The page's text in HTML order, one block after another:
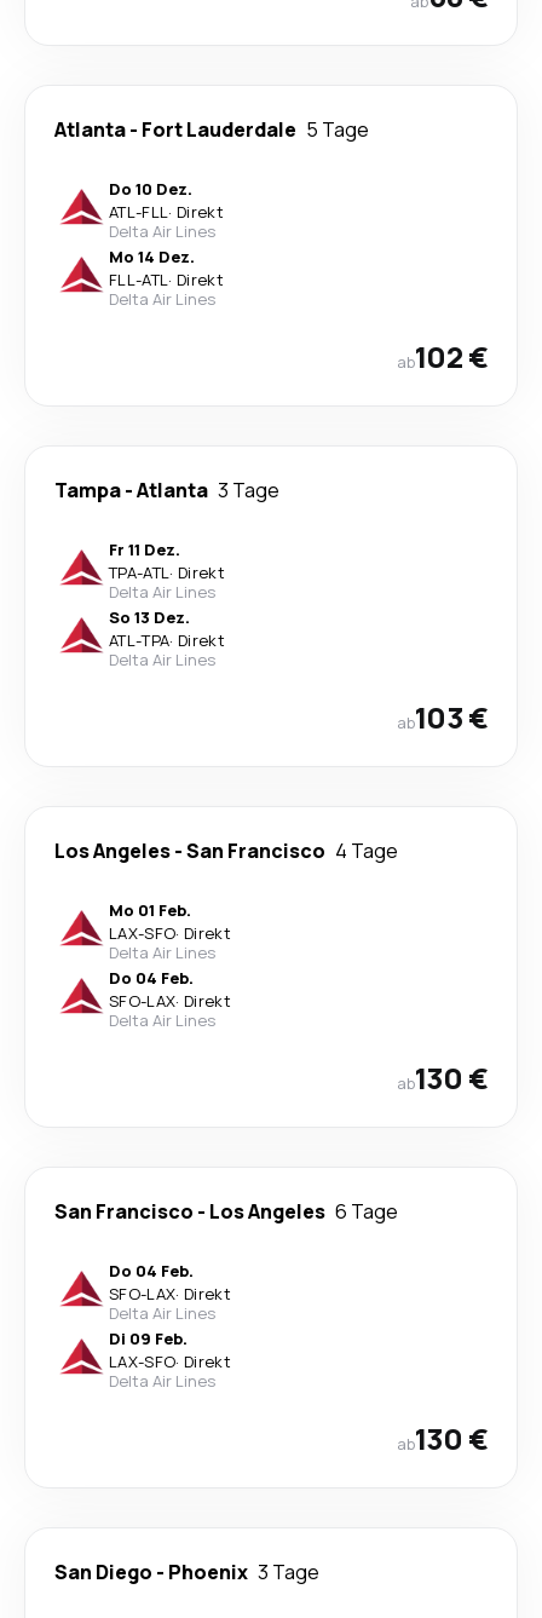
Atlanta- Fort Lauderdale 5 Tage
Do 10 Dez.
ATL-FLL· Direkt
Delta Air Lines
Mo 14 Dez.
FLL-ATL· Direkt
Delta Air Lines
ab102 €
Tampa-Atlanta 3 Tage
Fr 11 Dez.
TPA-ATL· Direkt
Delta Air Lines
So 13 Dez.
ATL-TPA· Direkt
Delta Air Lines
ab103 €
Los Angeles-San Francisco 4 Tage
Mo 01 Feb.
LAX-SFO· Direkt
Delta Air Lines
Do 04 Feb.
SFO-LAX· Direkt
Delta Air Lines
ab130 €
San Francisco - Los Angeles 6 Tage
Do 04 Feb.
SFO-LAX· Direkt
Delta Air Lines
Di 09 Feb.
LAX-SFO· Direkt
Delta Air Lines
ab130 €
San Diego - Phoenix 3 Tage